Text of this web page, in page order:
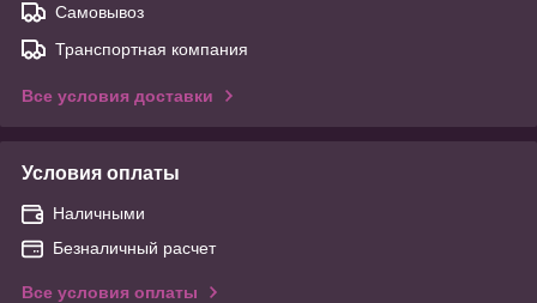
Самовывоз
Транспортная компания
Все условия доставки
Условия оплаты
Наличными
Безналичный расчет
Все условия оплаты